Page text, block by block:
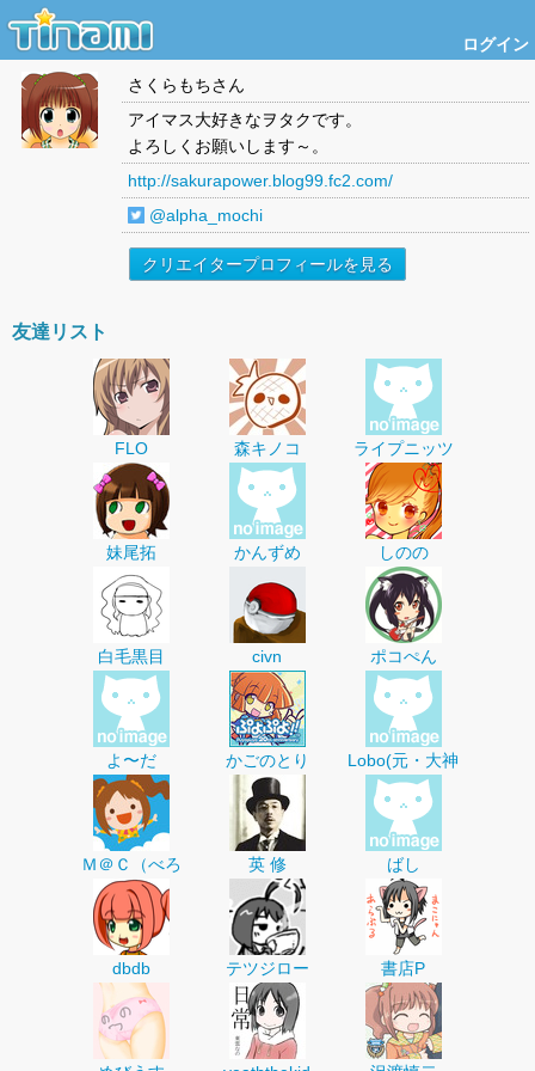
ログイン
さくらもちさん
アイマス大好きなヲタクです。
よろしくお願いします～。
http://sakurapower.blog99.fc2.com/
@alpha_mochi
クリエイタープロフィールを見る
友達リスト
FLO 森キノコ ライプニッツ
妹尾拓 かんずめ しのの
白毛黒目 civn ポコぺん
よ〜だ かごのとり Lobo(元・大神
Ｍ＠Ｃ（べろ 英 修 ばし
dbdb テツジロー 書店P